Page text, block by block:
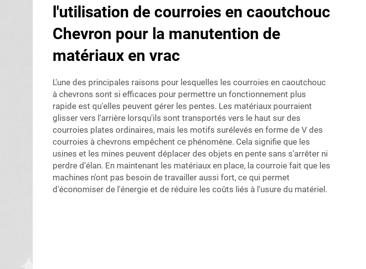
l'utilisation de courroies en caoutchouc
Chevron pour la manutention de
matériaux en vrac
L'une des principales raisons pour lesquelles les courroies en caoutchouc
à chevrons sont si efficaces pour permettre un fonctionnement plus
rapide est qu'elles peuvent gérer les pentes. Les matériaux pourraient
glisser vers l'arrière lorsqu'ils sont transportés vers le haut sur des
courroies plates ordinaires, mais les motifs surélevés en forme de V des
courroies à chevrons empêchent ce phénomène. Cela signifie que les
usines et les mines peuvent déplacer des objets en pente sans s'arrêter ni
perdre d'élan. En maintenant les matériaux en place, la courroie fait que les
machines n'ont pas besoin de travailler aussi fort, ce qui permet
d'économiser de l'énergie et de réduire les coûts liés à l'usure du matériel.